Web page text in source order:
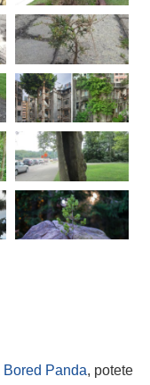
Bored Panda, potete